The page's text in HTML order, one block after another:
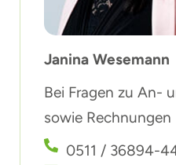
Janina Wesemann
Bei Fragen zu An-
sowie Rechnungen
0511 / 36894-